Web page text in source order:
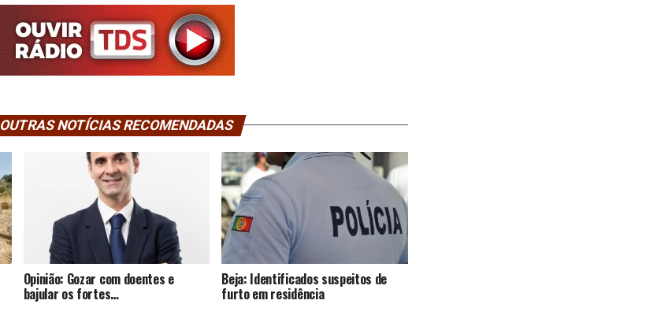
OUTRAS NOTÍCIAS RECOMENDADAS
Opinião: Gozar com doentes e
bajular os fortes…
Beja: Identificados suspeitos de
furto em residência